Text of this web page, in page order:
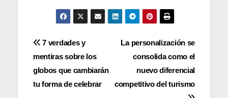
Navegación
de
entradas
La personalización se
consolida como el
nuevo diferencial
competitivo del turismo
7 verdades y
mentiras sobre los
globos que cambiarán
tu forma de celebrar